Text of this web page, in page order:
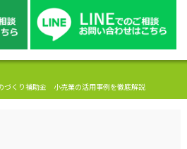
づくり補助金 小売業の活用事例を徹底解説